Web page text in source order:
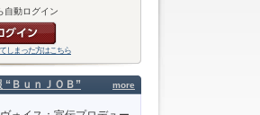
自動ログイン
しまった方はこちら
more
“ＢｕｎＪＯＢ”